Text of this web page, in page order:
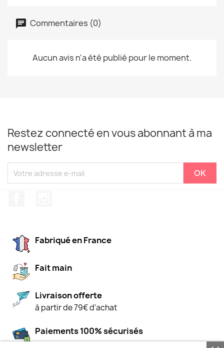
Commentaires (0)
Aucun avis n'a été publié pour le moment.
Restez connecté en vous abonnant à ma
newsletter
Fabriqué en France
Fait main
Livraison offerte
à partir de 79€ d'achat
Paiements 100% sécurisés